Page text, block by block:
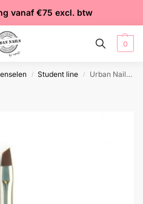
vanaf €75 excl. btw
dezelfde dag verzonden
producten
0
/ Student line / Urban Nails One Stroke Oblique 4 Penseel